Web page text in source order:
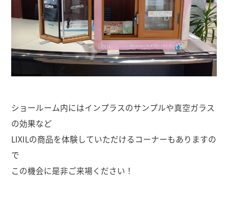
ショールーム内にはインプラスのサンプルや真空ガラス
の効果など
LIXILの商品を体験していただけるコーナーもありますの
で
この機会に是非ご来場ください！